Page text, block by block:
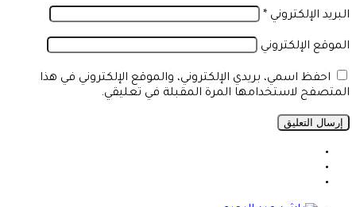
البريد الإلكتروني *
الموقع الإلكتروني
احفظ اسمي، بريدي الإلكتروني، والموقع الإلكتروني في هذا
المتصفح لاستخدامها المرة المقبلة في تعليقي.